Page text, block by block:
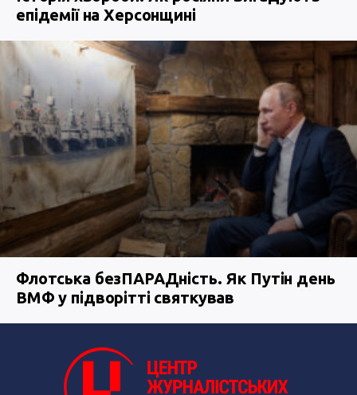
епідемії на Херсонщині
Флотська безПАРАДність. Як Путін день
ВМФ у підворітті святкував